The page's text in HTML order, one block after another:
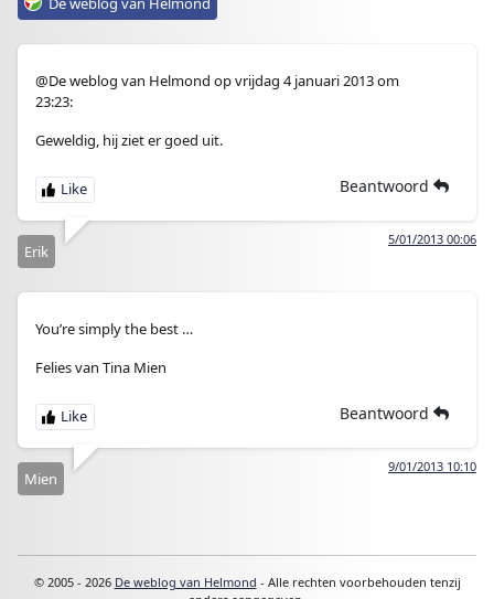
@De weblog van Helmond op vrijdag 4 januari 2013 om
23:23:
Geweldig, hij ziet er goed uit.
Beantwoord
5/01/2013 00:06
Erik
You’re simply the best …
Felies van Tina Mien
Beantwoord
9/01/2013 10:10
Mien
© 2005 - 2026 De weblog van Helmond - Alle rechten voorbehouden tenzij